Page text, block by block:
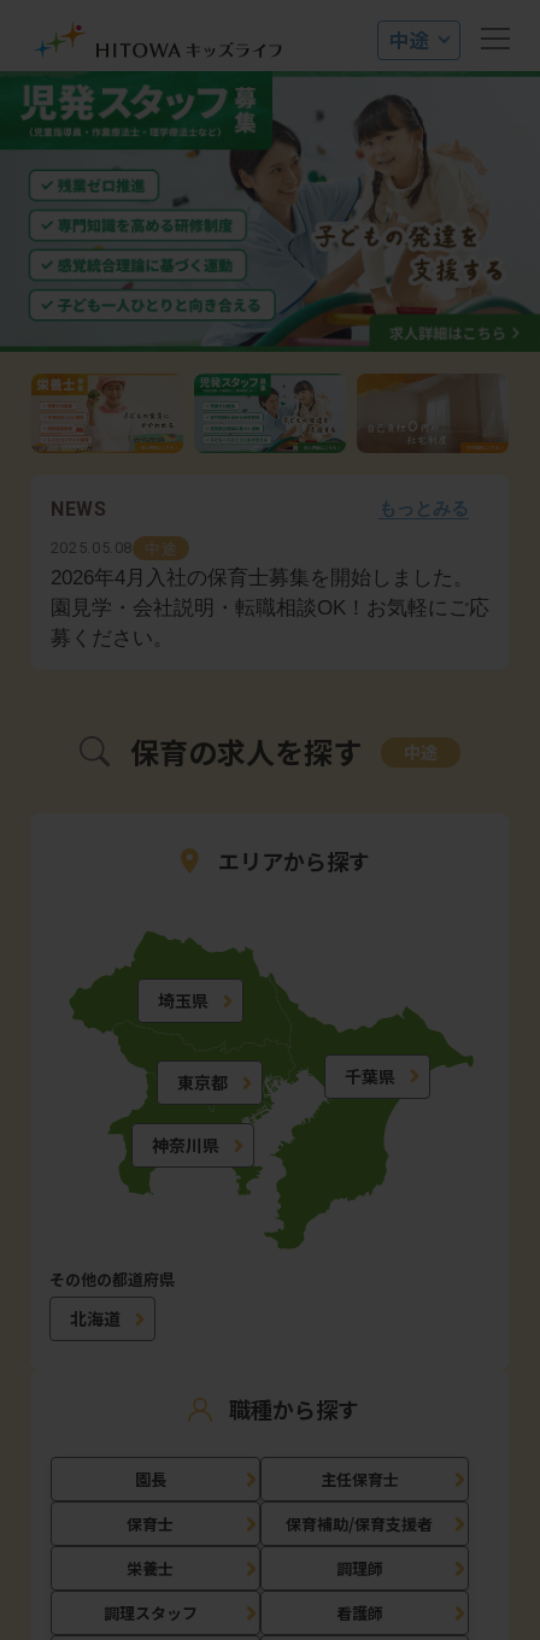
もっとみる
NEWS
2025.05.08 中途
2026年4月入社の保育士募集を開始しました。
園見学・会社説明・転職相談OK！お気軽にご応
募ください。